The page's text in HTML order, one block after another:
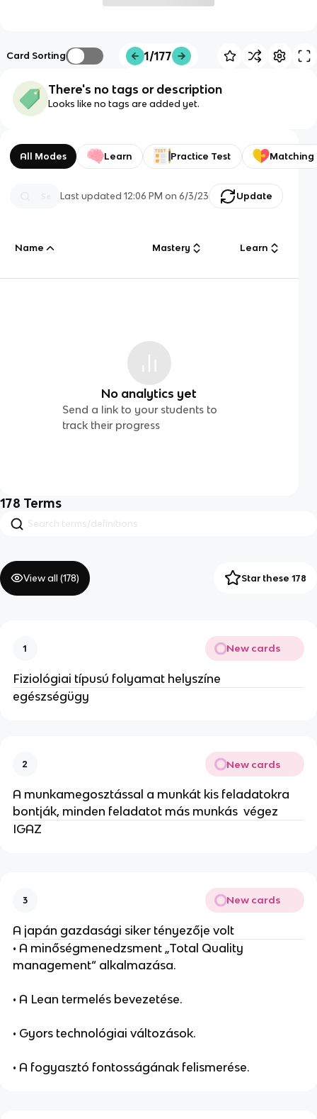
Card Sorting 1/177
There's no tags or description
Looks like no tags are added yet.
All Modes Learn Practice Test Matching
Last updated12:06 PM on 6/3/23 Update
Name Mastery Learn
No analytics yet
Send a link to your students to
track their progress
178 Terms
View all (178) Star these 178
1 New cards
Fiziológiai típusú folyamat helyszíne
egészségügy
2 New cards
A munkamegosztással a munkát kis feladatokra
bontják, minden feladatot más munkás végez
IGAZ
3 New cards
A japán gazdasági siker tényezője volt
• A minőségmenedzsment „Total Quality
management“ alkalmazása.
• A Lean termelés bevezetése.
• Gyors technológiai változások.
• A fogyasztó fontosságának felismerése.